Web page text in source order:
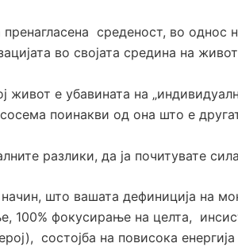
среденост, во однос
во својата средина на
е убавината на
поинакви од она што е
разлики, да ја почитувате
што вашата дефиниција на
100% фокусирање на целта,
состојба на повисока